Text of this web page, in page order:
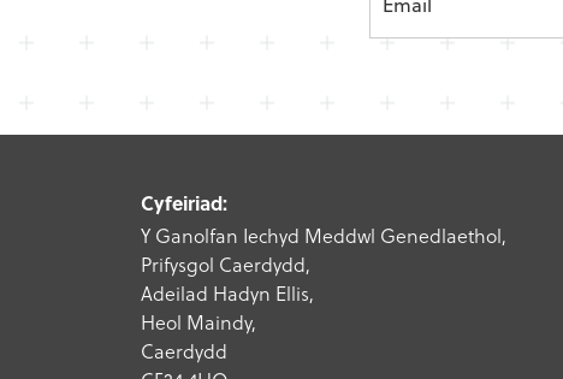
Cyfeiriad:
Y Ganolfan Iechyd Meddwl Genedlaethol,
Prifysgol Caerdydd,
Adeilad Hadyn Ellis,
Heol Maindy,
Caerdydd